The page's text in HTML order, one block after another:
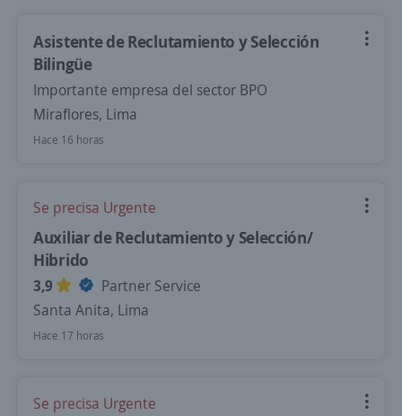
Asistente de Reclutamiento y Selección
Bilingüe
Importante empresa del sector BPO
Miraflores, Lima
Hace 16 horas
Se precisa Urgente
Auxiliar de Reclutamiento y Selección/
Hibrido
3,9
Partner Service
Santa Anita, Lima
Hace 17 horas
Se precisa Urgente